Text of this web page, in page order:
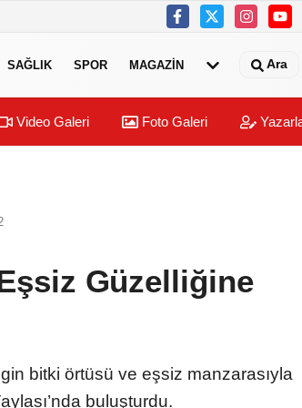
SAĞLIK SPOR MAGAZİN Ara
Video Galeri Foto Galeri
Güzelliğine
bitki örtüsü ve eşsiz manzarasıyla
buluşturdu.